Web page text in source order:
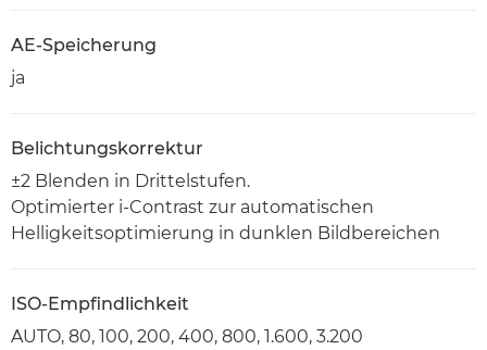
AE-Speicherung
ja
Belichtungskorrektur
±2 Blenden in Drittelstufen.
Optimierter i-Contrast zur automatischen
Helligkeitsoptimierung in dunklen Bildbereichen
ISO-Empfindlichkeit
AUTO, 80, 100, 200, 400, 800, 1.600, 3.200